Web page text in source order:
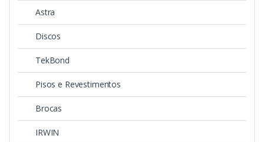
Astra
Discos
TekBond
Pisos e Revestimentos
Brocas
IRWIN